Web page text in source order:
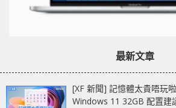
最新文章
[XF 新聞] 記憶體太貴唔玩
Windows 11 32GB 配置建